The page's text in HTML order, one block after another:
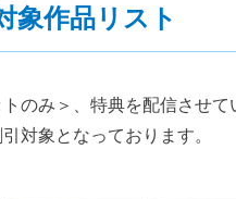
象作品リスト
のみ＞、特典を配信させ
対象となっております。